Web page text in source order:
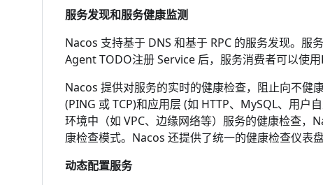
服务发现和服务健康监测
Nacos 支持基于 DNS 和基于 RPC 的服务发现。服
Agent TODO注册 Service 后，服务消费者可以使用
Nacos 提供对服务的实时的健康检查，阻止向不健
(PING 或 TCP)和应用层 (如 HTTP、MySQL、用户
环境中（如 VPC、边缘网络等）服务的健康检查
康检查模式。Nacos 还提供了统一的健康检查仪表
动态配置服务